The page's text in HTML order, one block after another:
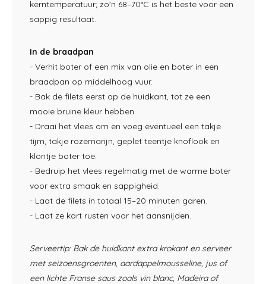
kerntemperatuur; zo'n 68–70°C is het beste voor een
sappig resultaat.
In de braadpan
- Verhit boter of een mix van olie en boter in een
braadpan op middelhoog vuur.
- Bak de filets eerst op de huidkant, tot ze een
mooie bruine kleur hebben.
- Draai het vlees om en voeg eventueel een takje
tijm, takje rozemarijn, geplet teentje knoflook en
klontje boter toe.
- Bedruip het vlees regelmatig met de warme boter
voor extra smaak en sappigheid.
- Laat de filets in totaal 15–20 minuten garen.
- Laat ze kort rusten voor het aansnijden.
Serveertip: Bak de huidkant extra krokant en serveer
met seizoensgroenten, aardappelmousseline, jus of
een lichte Franse saus zoals vin blanc, Madeira of